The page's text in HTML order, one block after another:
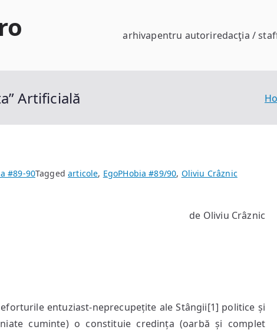
arhivapentru autoriredacţia /
Artificială
#89-90Taggedarticole, EgoPHobia #89/90, Oliviu Crâznic
de Oliviu Crâznic
entuziast-neprecupețite ale Stângii[1] politice și
cuminte) o constituie credința (oarbă și complet